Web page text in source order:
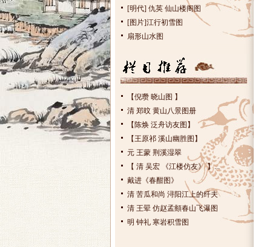
[明代] 仇英 仙山楼阁图
[图片]江行初雪图
扇形山水图
【倪瓒 晓山图 】
清 郑旼 黄山八景图册
【陈焕 泛舟访友图】
【王原祁 溪山幽胜图】
元 王蒙 荆溪湿翠
【 清 吴宏 《江楼仿友》 】...
戴进《春酣图》
清 苦瓜和尚 浔阳江上的纤夫
清 王翚 仿赵孟頫春山飞瀑图
明 钟礼 寒岩积雪图